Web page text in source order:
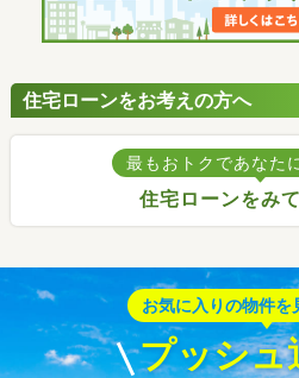
住宅ローンをお考えの方へ
最もおトクであなた
住宅ローンをみ
お気に入りの物件を
プッシュ